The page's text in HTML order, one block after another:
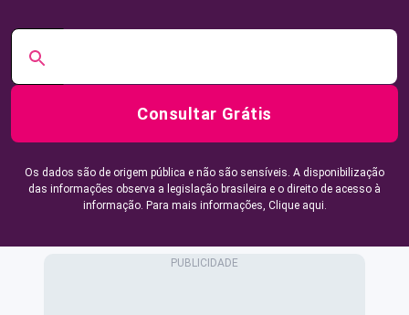
Consultar Grátis
Os dados são de origem pública e não são sensíveis. A disponibilização
das informações observa a legislação brasileira e o direito de acesso à
informação. Para mais informações, Clique aqui.